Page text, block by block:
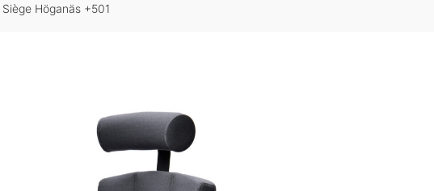
Siège Höganäs +501